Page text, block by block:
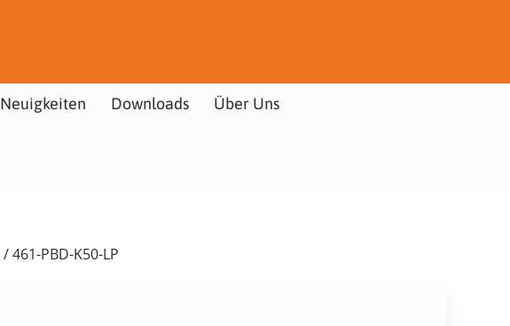
Neuigkeiten Downloads Über Uns
/ 461-PBD-K50-LP